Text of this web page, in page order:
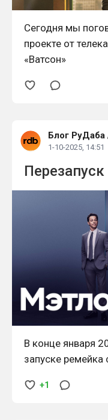
Сегодня мы
проекте от
«Ватсон»
Блог РуДаба
1-10-2025, 14:51
В конце января
запуске ремейка
+1